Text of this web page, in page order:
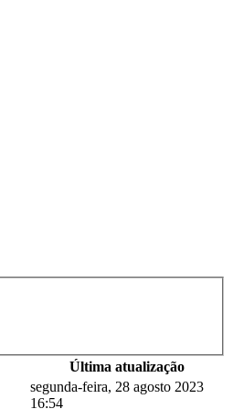
Última atualização
segunda-feira, 28 agosto 2023
16:54